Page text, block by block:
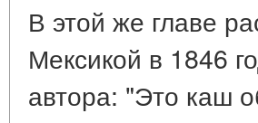
В этой же главе
Мексикой в 1846
автора: "Это каш